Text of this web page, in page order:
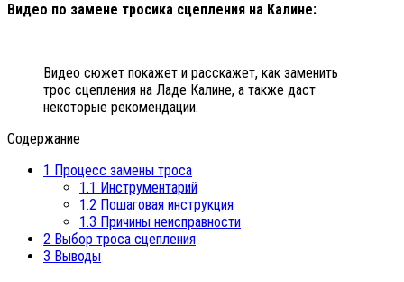
Видео по замене тросика сцепления на Калине:
Видео сюжет покажет и расскажет, как заменить
трос сцепления на Ладе Калине, а также даст
некоторые рекомендации.
Содержание
1 Процесс замены троса
1.1 Инструментарий
1.2 Пошаговая инструкция
1.3 Причины неисправности
2 Выбор троса сцепления
3 Выводы